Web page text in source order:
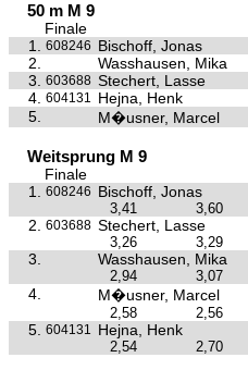
50 m M 9
Finale
1.
608246 Bischoff, Jonas
2.
Wasshausen, Mika
3.
603688 Stechert, Lasse
4. 604131 Hejna, Henk
5.
M�usner, Marcel
Weitsprung M 9
Finale
1.
608246 Bischoff, Jonas
3,41 3,60
2. 603688 Stechert, Lasse
3,26 3,29
3. Wasshausen, Mika
2,94 3,07
4. M�usner, Marcel
2,58 2,56
5. 604131 Hejna, Henk
2,54 2,70